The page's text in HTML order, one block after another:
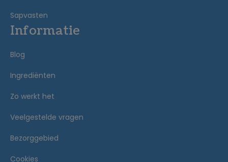
Sapvasten
Informatie
Blog
Ingrediënten
Zo werkt het
Veelgestelde vragen
Bezorggebied
Cookies